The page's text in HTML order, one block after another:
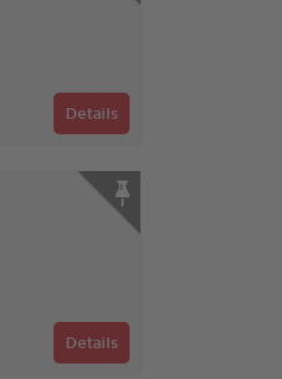
Details
Details